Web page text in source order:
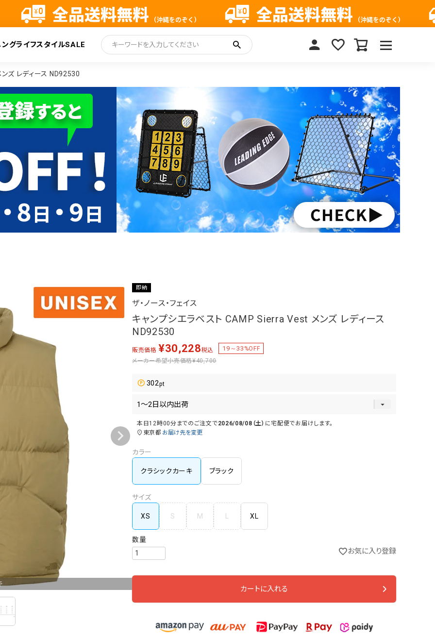
ングライフスタイルSALE
ズ レディース ND92530
即納
ザ・ノース・フェイス
キャンプシエラベスト CAMP Sierra Vest メンズ レディース
ND92530
販売価格 ¥30,228税込 19～33 %OFF
メーカー希望小売価格¥40,700
302
本日 12時00分 までのご注文で2026/08/08（土） に宅配便でお届けします。
東京都 お届け先を変更
カラー
クラシックカーキ ブラック
サイズ
XS S M L XL
お気に入り登録
カートに入れる